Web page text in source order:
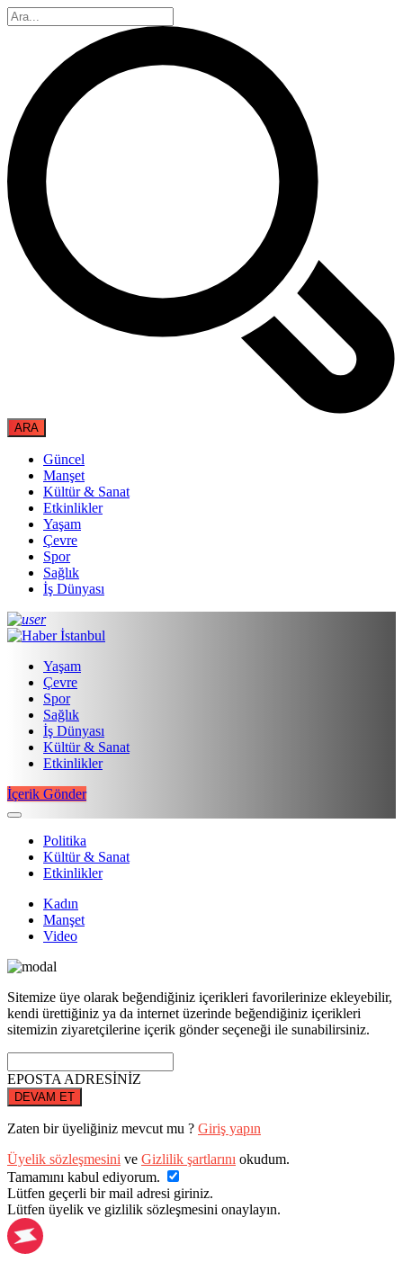
Güncel
Manşet
Kültür & Sanat
Etkinlikler
Yaşam
Çevre
Spor
Sağlık
İş Dünyası
Yaşam
Çevre
Spor
Sağlık
İş Dünyası
Kültür & Sanat
Etkinlikler
İçerik Gönder
Politika
Kültür & Sanat
Etkinlikler
Kadın
Manşet
Video
Sitemize üye olarak beğendiğiniz içerikleri favorilerinize ekleyebilir,
kendi ürettiğiniz ya da internet üzerinde beğendiğiniz içerikleri
sitemizin ziyaretçilerine içerik gönder seçeneği ile sunabilirsiniz.
EPOSTA ADRESİNİZ
DEVAM ET
Zaten bir üyeliğiniz mevcut mu ? Giriş yapın
Üyelik sözleşmesini ve Gizlilik şartlarını okudum.
Tamamını kabul ediyorum.
Lütfen geçerli bir mail adresi giriniz.
Lütfen üyelik ve gizlilik sözleşmesini onaylayın.